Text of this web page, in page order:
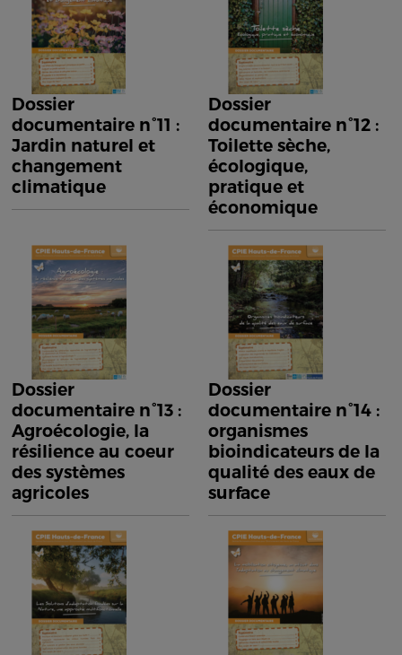
Dossier
documentaire n°11 :
Jardin naturel et
changement
climatique
Dossier
documentaire n°12 :
Toilette sèche,
écologique,
pratique et
économique
Dossier
documentaire n°13 :
Agroécologie, la
résilience au coeur
des systèmes
agricoles
Dossier
documentaire n°14 :
organismes
bioindicateurs de la
qualité des eaux de
surface